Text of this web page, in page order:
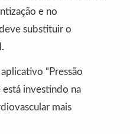
e no
substituir o
“Pressão
está investindo na
mais